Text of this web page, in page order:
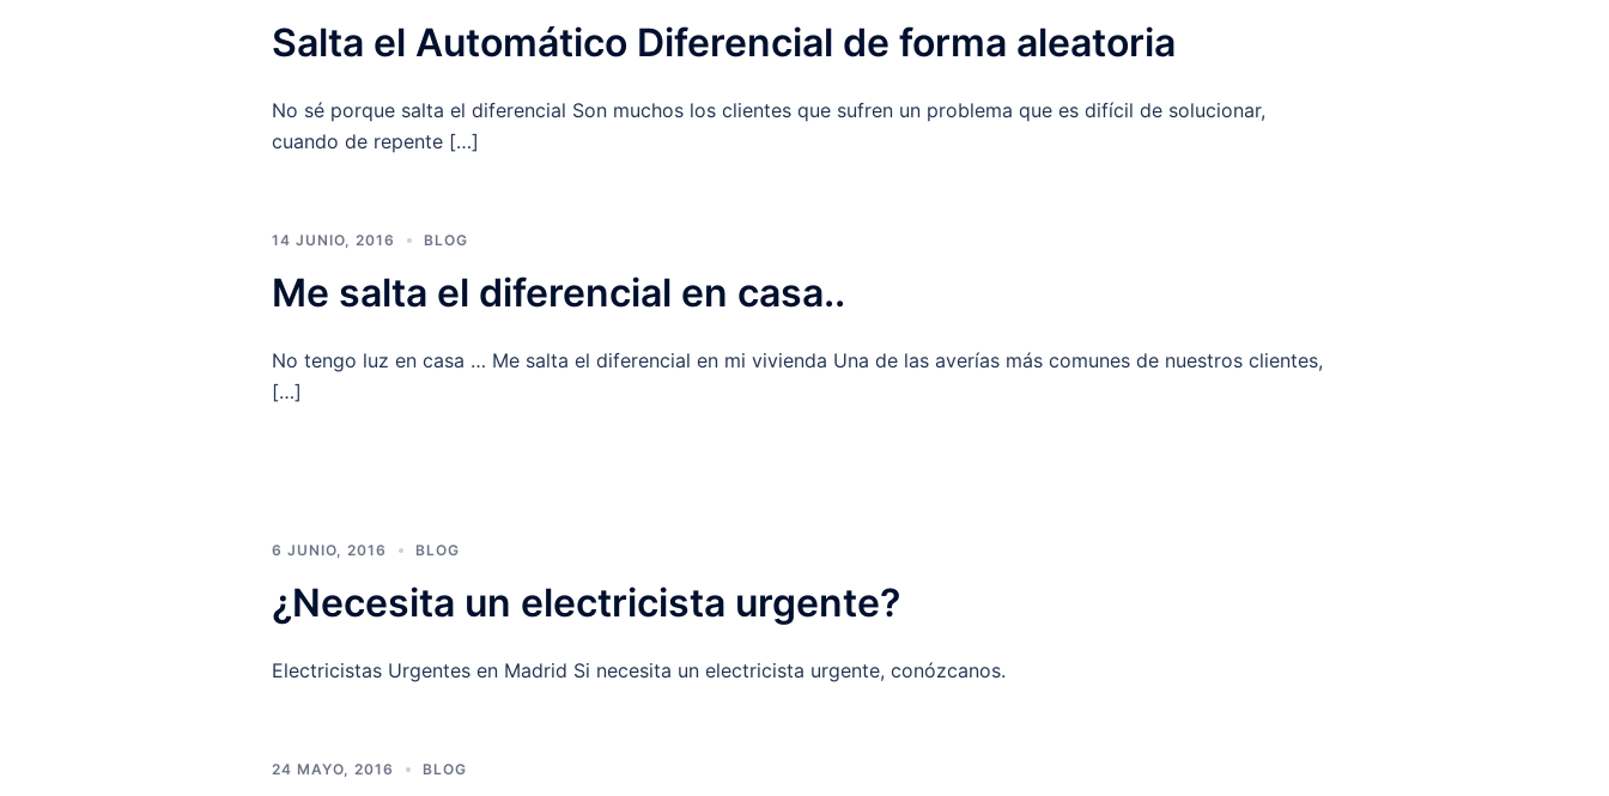
Salta el Automático Diferencial de forma aleatoria
No sé porque salta el diferencial Son muchos los clientes que sufren un problema que es difícil de solucionar,
cuando de repente […]
14 JUNIO, 2016 BLOG
Me salta el diferencial en casa..
No tengo luz en casa … Me salta el diferencial en mi vivienda Una de las averías más comunes de nuestros clientes,
[…]
6 JUNIO, 2016 BLOG
¿Necesita un electricista urgente?
Electricistas Urgentes en Madrid Si necesita un electricista urgente, conózcanos.
24 MAYO, 2016 BLOG